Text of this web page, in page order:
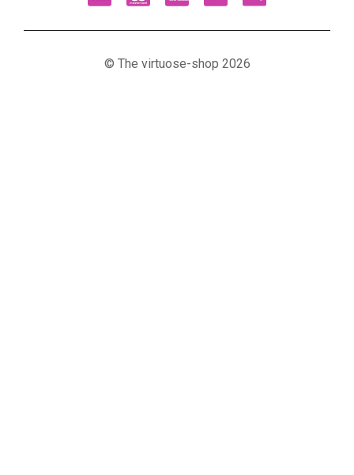
© The virtuose-shop 2026